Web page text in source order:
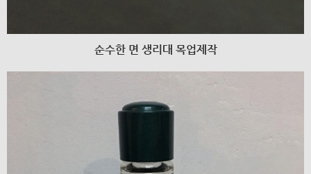
순수한 면 생리대 목업제작